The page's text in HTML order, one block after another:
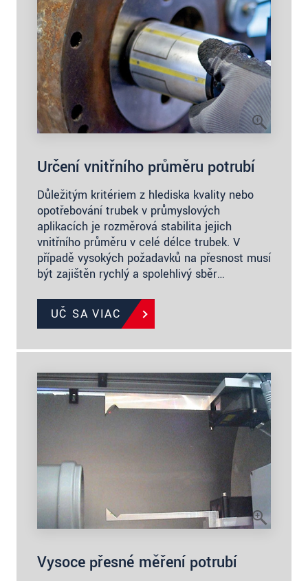
Určení vnitřního průměru potrubí
Důležitým kritériem z hlediska kvality nebo
opotřebování trubek v průmyslových
aplikacích je rozměrová stabilita jejich
vnitřního průměru v celé délce trubek. V
případě vysokých požadavků na přesnost musí
být zajištěn rychlý a spolehlivý sběr…
UČ SA VIAC
Vysoce přesné měření potrubí